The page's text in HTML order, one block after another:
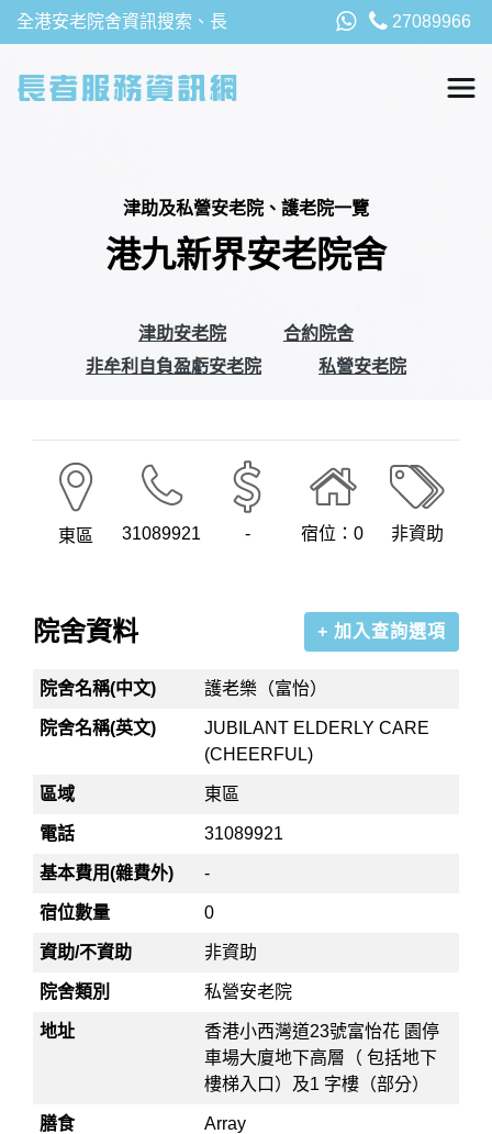
全港安老院舍資訊搜索、長 27089966
津助及私營安老院、護老院一覽
港九新界安老院舍
津助安老院
合約院舍
非牟利自負盈虧安老院
私營安老院
東區 31089921 - 宿位：0 非資助
院舍資料 + 加入查詢選項
院舍名稱(中文) 護老樂（富怡）
院舍名稱(英文)
JUBILANT ELDERLY CARE
(CHEERFUL)
區域 東區
電話 31089921
基本費用(雜費外) -
宿位數量 0
資助/不資助 非資助
院舍類別 私營安老院
地址
香港小西灣道23號富怡花 園停
車場大廈地下高層（ 包括地下
樓梯入口）及1 字樓（部分）
膳食 Array